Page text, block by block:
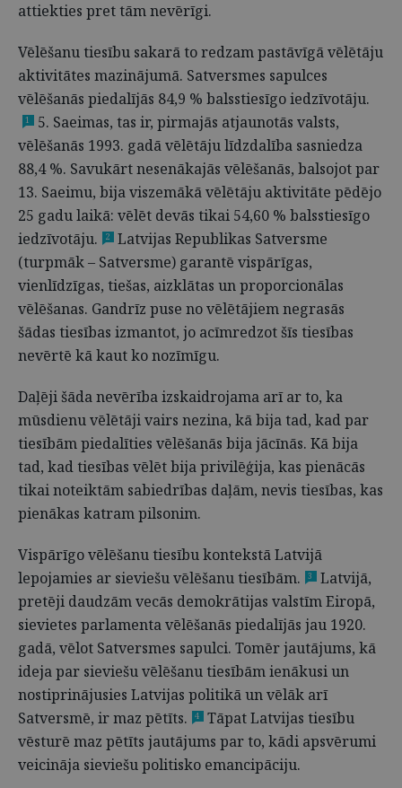
attiekties pret tām nevērīgi.
Vēlēšanu tiesību sakarā to redzam pastāvīgā vēlētāju
aktivitātes mazinājumā. Satversmes sapulces
vēlēšanās piedalījās 84,9 % balsstiesīgo iedzīvotāju.
1
5. Saeimas, tas ir, pirmajās atjaunotās valsts,
vēlēšanās 1993. gadā vēlētāju līdzdalība sasniedza
88,4 %. Savukārt nesenākajās vēlēšanās, balsojot par
13. Saeimu, bija viszemākā vēlētāju aktivitāte pēdējo
25 gadu laikā: vēlēt devās tikai 54,60 % balsstiesīgo
iedzīvotāju.
2
Latvijas Republikas Satversme
(turpmāk – Satversme) garantē vispārīgas,
vienlīdzīgas, tiešas, aizklātas un proporcionālas
vēlēšanas. Gandrīz puse no vēlētājiem negrasās
šādas tiesības izmantot, jo acīmredzot šīs tiesības
nevērtē kā kaut ko nozīmīgu.
Daļēji šāda nevērība izskaidrojama arī ar to, ka
mūsdienu vēlētāji vairs nezina, kā bija tad, kad par
tiesībām piedalīties vēlēšanās bija jācīnās. Kā bija
tad, kad tiesības vēlēt bija privilēģija, kas pienācās
tikai noteiktām sabiedrības daļām, nevis tiesības, kas
pienākas katram pilsonim.
Vispārīgo vēlēšanu tiesību kontekstā Latvijā
lepojamies ar sieviešu vēlēšanu tiesībām.
3
Latvijā,
pretēji daudzām vecās demokrātijas valstīm Eiropā,
sievietes parlamenta vēlēšanās piedalījās jau 1920.
gadā, vēlot Satversmes sapulci. Tomēr jautājums, kā
ideja par sieviešu vēlēšanu tiesībām ienākusi un
nostiprinājusies Latvijas politikā un vēlāk arī
Satversmē, ir maz pētīts.
4
Tāpat Latvijas tiesību
vēsturē maz pētīts jautājums par to, kādi apsvērumi
veicināja sieviešu politisko emancipāciju.